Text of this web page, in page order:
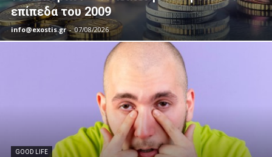
επίπεδα του 2009
info@exostis.gr - 07/08/2026
GOOD LIFE